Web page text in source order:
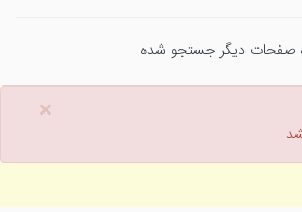
صفحات دیگر جستجو شده
×